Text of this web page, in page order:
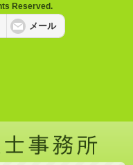
Reserved.
メール